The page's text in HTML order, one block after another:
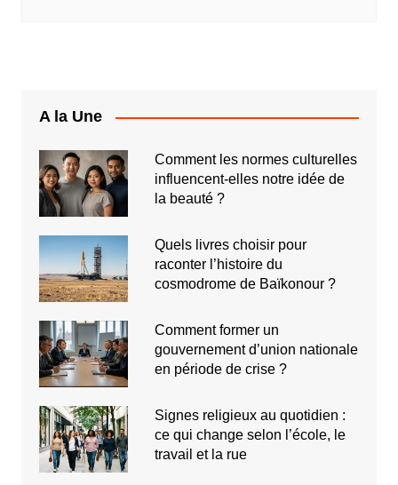
A la Une
Comment les normes culturelles
influencent-elles notre idée de
la beauté ?
Quels livres choisir pour
raconter l’histoire du
cosmodrome de Baïkonour ?
Comment former un
gouvernement d’union nationale
en période de crise ?
Signes religieux au quotidien :
ce qui change selon l’école, le
travail et la rue